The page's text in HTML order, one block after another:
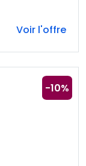
Voir l'offre
-10%